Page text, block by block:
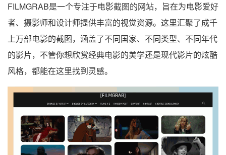
FILMGRAB是一个专注于电影截图的网站，旨在为电影爱好
者、摄影师和设计师提供丰富的视觉资源。这里汇聚了成千
上万部电影的截图，涵盖了不同国家、不同类型、不同年代
的影片，不管你想欣赏经典电影的美学还是现代影片的炫酷
风格，都能在这里找到灵感。